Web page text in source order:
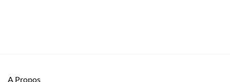
A Propos